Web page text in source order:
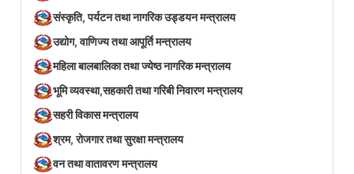
संस्कृति, पर्यटन तथा नागरिक उड्डयन मन्त्रालय
उद्योग, वाणिज्य तथा आपूर्ति मन्त्रालय
महिला बालबालिका तथा ज्येष्ठ नागरिक मन्त्रालय
भूमि व्यवस्था,सहकारी तथा गरिबी निवारण मन्त्रालय
सहरी विकास मन्त्रालय
श्रम, रोजगार तथा सुरक्षा मन्त्रालय
वन तथा वातावरण मन्त्रालय